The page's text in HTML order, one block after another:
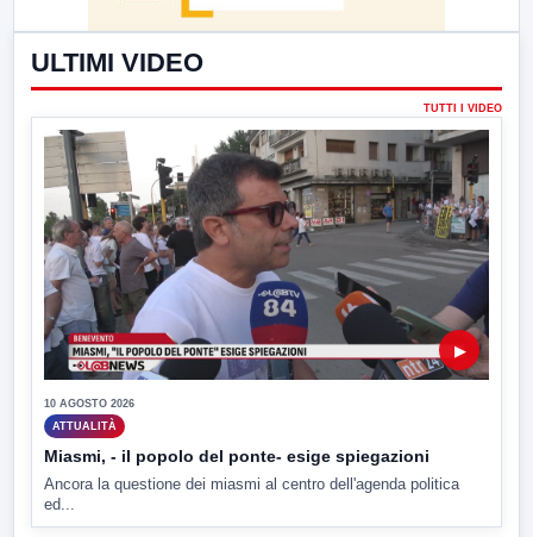
ULTIMI VIDEO
TUTTI I VIDEO
▶
10 AGOSTO 2026
ATTUALITÀ
Miasmi, - il popolo del ponte- esige spiegazioni
Ancora la questione dei miasmi al centro dell'agenda politica
ed...